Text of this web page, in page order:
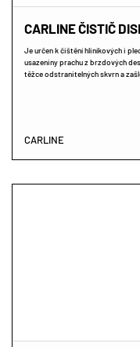
CARLINE ČISTIČ
Je určen k čištění hliníkových i
usazeniny prachu z brzdových
těžce odstranitelných skvrn a
CARLINE